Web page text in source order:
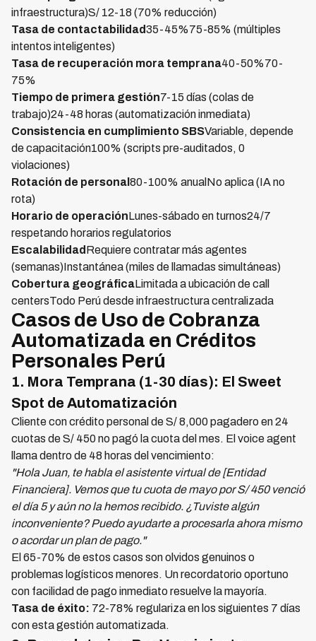
infraestructura)S/ 12-18 (70% reducción)
Tasa de contactabilidad35-45%75-85% (múltiples
intentos inteligentes)
Tasa de recuperación mora temprana40-50%70-
75%
Tiempo de primera gestión7-15 días (colas de
trabajo)24-48 horas (automatización inmediata)
Consistencia en cumplimiento SBSVariable, depende
de capacitación100% (scripts pre-auditados, 0
violaciones)
Rotación de personal 80-100% anualNo aplica (IA no
rota)
Horario de operaciónLunes-sábado en turnos24/7
respetando horarios regulatorios
Escalabilidad Requiere contratar más agentes
(semanas)Instantánea (miles de llamadas simultáneas)
Cobertura geográficaLimitada a ubicación de call
centersTodo Perú desde infraestructura centralizada
Casos de Uso de Cobranza
Automatizada en Créditos
Personales Perú
1. Mora Temprana (1-30 días): El Sweet
Spot de Automatización
Cliente con crédito personal de S/ 8,000 pagadero en 24
cuotas de S/ 450 no pagó la cuota del mes. El voice agent
llama dentro de 48 horas del vencimiento:
"Hola Juan, te habla el asistente virtual de [Entidad
Financiera]. Vemos que tu cuota de mayo por S/ 450 venció
el día 5 y aún no la hemos recibido. ¿Tuviste algún
inconveniente? Puedo ayudarte a procesarla ahora mismo
o acordar un plan de pago."
El 65-70% de estos casos son olvidos genuinos o
problemas logísticos menores. Un recordatorio oportuno
con facilidad de pago inmediato resuelve la mayoría.
Tasa de éxito: 72-78% regulariza en los siguientes 7 días
con esta gestión automatizada.